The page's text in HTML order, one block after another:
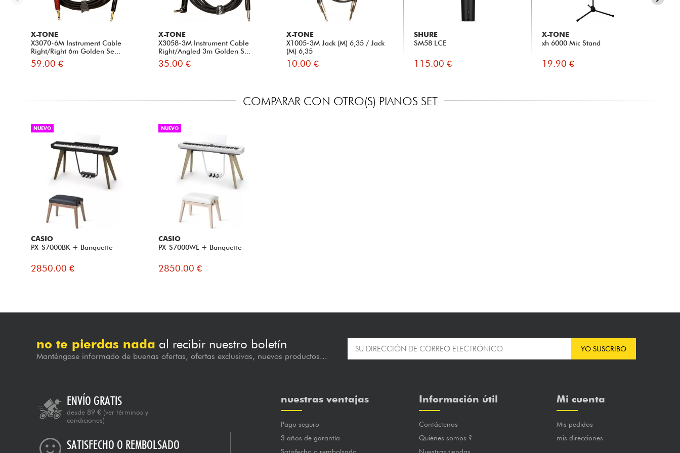
X-TONE
X3070-6M Instrument Cable
Right/Right 6m Golden Se...
59.00 €
X-TONE
X3058-3M Instrument Cable
Right/Angled 3m Golden S...
35.00 €
X-TONE
X1005-3M Jack (M) 6,35 / Jack
(M) 6,35
10.00 €
SHURE
SM58 LCE
115.00 €
X-TONE
xh 6000 Mic Stand
19.90 €
COMPARAR CON OTRO(S) PIANOS SET
NUEVO
CASIO
PX-S7000BK + Banquette
2850.00 €
NUEVO
CASIO
PX-S7000WE + Banquette
2850.00 €
no te pierdas nada al recibir nuestro boletín
Manténgase informado de buenas ofertas, ofertas exclusivas, nuevos productos...
YO SUSCRIBO
ENVÍO GRATIS
desde 89 € (ver términos y
condiciones)
SATISFECHO O REMBOLSADO
nuestras ventajas
Pago seguro
3 años de garantía
Información útil
Contáctenos
Quiénes somos ?
Mi cuenta
Mis pedidos
mis direcciones